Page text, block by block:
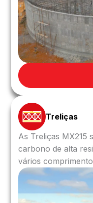
Treliças
As Treliças MX215
carbono de alta
vários